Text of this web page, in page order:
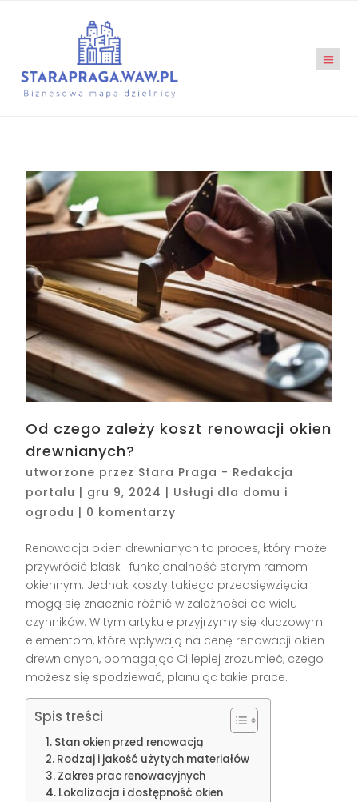
Od czego zależy koszt renowacji okien
drewnianych?
utworzone przez Stara Praga - Redakcja
portalu | gru 9, 2024 | Usługi dla domu i
ogrodu | 0 komentarzy
Renowacja okien drewnianych to proces, który może
przywrócić blask i funkcjonalność starym ramom
okiennym. Jednak koszty takiego przedsięwzięcia
mogą się znacznie różnić w zależności od wielu
czynników. W tym artykule przyjrzymy się kluczowym
elementom, które wpływają na cenę renowacji okien
drewnianych, pomagając Ci lepiej zrozumieć, czego
możesz się spodziewać, planując takie prace.
Spis treści
Stan okien przed renowacją
Rodzaj i jakość użytych materiałów
Zakres prac renowacyjnych
Lokalizacja i dostępność okien